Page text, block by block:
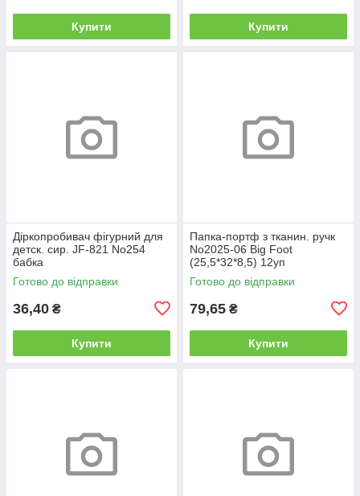
Купити Купити
Діркопробивач фігурний для
детск. сир. JF-821 No254
бабка
Готово до відправки
36,40 ₴
Купити
Папка-портф з тканин. ручк
No2025-06 Big Foot
(25,5*32*8,5) 12уп
Готово до відправки
79,65 ₴
Купити